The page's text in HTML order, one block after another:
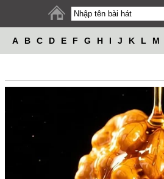
A B C D E F G H I J K L M